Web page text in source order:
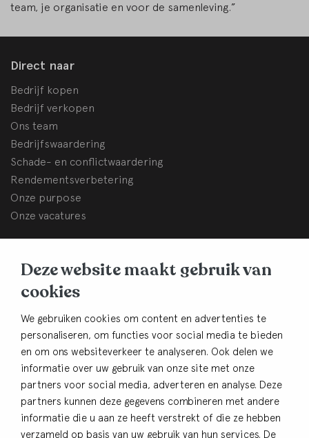
Deze website maakt gebruik van
cookies
We gebruiken cookies om content en advertenties te
personaliseren, om functies voor social media te bieden
en om ons websiteverkeer te analyseren. Ook delen we
informatie over uw gebruik van onze site met onze
partners voor social media, adverteren en analyse. Deze
partners kunnen deze gegevens combineren met andere
informatie die u aan ze heeft verstrekt of die ze hebben
verzameld op basis van uw gebruik van hun services. De
team, je organisatie en voor de samenleving.”
Direct naar
Bedrijf kopen
Bedrijf verkopen
Ons team
Bedrijfswaardering
Schade- en conflictwaardering
Rendementsverbetering
Onze purpose
Onze vacatures
Korte Brinkweg 37c
3761 EC Soest
Contact
033-4805482
info@bhbdullemond.nl
Blijf op de hoogte: